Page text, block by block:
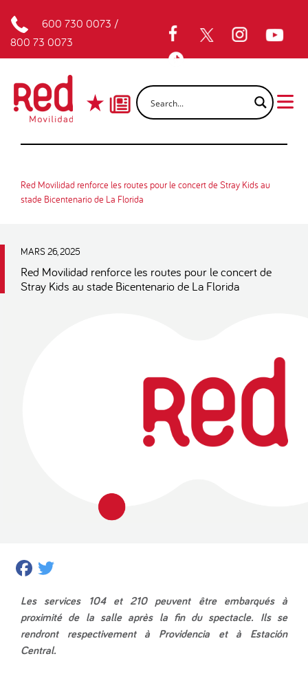
600 730 0073 /
800 73 0073
Red Movilidad renforce les routes pour le concert de Stray Kids au
stade Bicentenario de La Florida
MARS 26, 2025
Red Movilidad renforce les routes pour le concert de
Stray Kids au stade Bicentenario de La Florida
Facebook
Les services 104 et 210 peuvent être embarqués à
proximité de la salle après la fin du spectacle. Ils se
rendront respectivement à Providencia et à Estación
Central.